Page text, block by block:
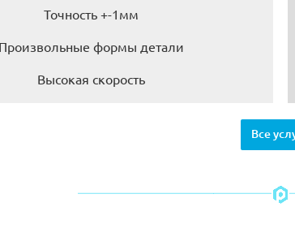
Точность +-1мм
формы детали
Высокая скорость
Все